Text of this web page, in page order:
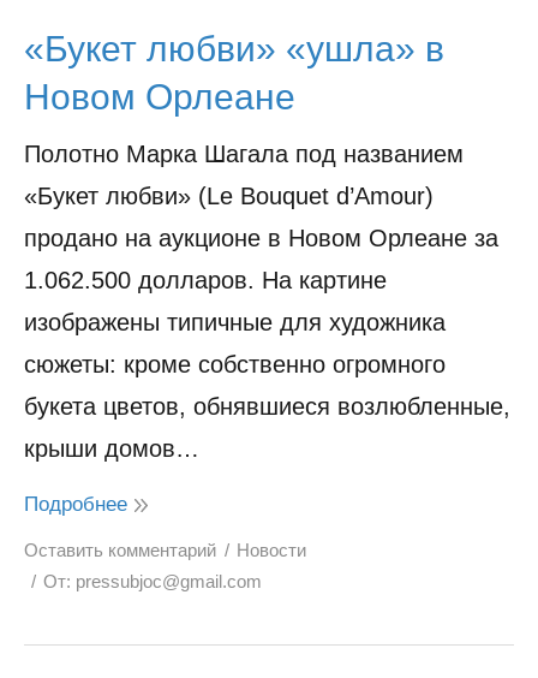
«Букет любви» «ушла» в
Новом Орлеане
Полотно Марка Шагала под названием
«Букет любви» (Le Bouquet d’Amour)
продано на аукционе в Новом Орлеане за
1.062.500 долларов. На картине
изображены типичные для художника
сюжеты: кроме собственно огромного
букета цветов, обнявшиеся возлюбленные,
крыши домов…
Подробнее
Оставить комментарий
Новости
От: pressubjoc@gmail.com